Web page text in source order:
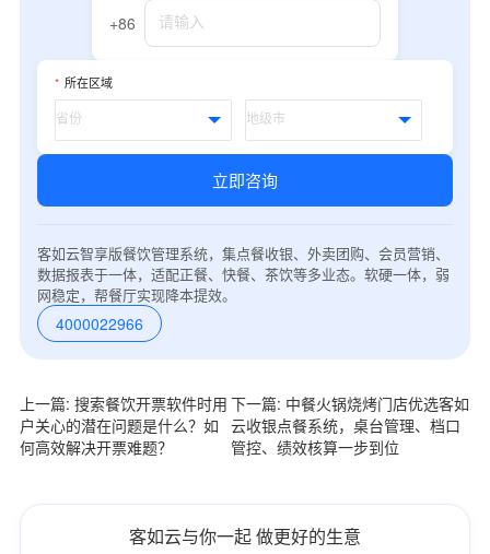
+86
* 所在区域
立即咨询
客如云智享版餐饮管理系统，集点餐收银、外卖团购、会员营销、
数据报表于一体，适配正餐、快餐、茶饮等多业态。软硬一体，弱
网稳定，帮餐厅实现降本提效。
4000022966
上一篇: 搜索餐饮开票软件时用
户关心的潜在问题是什么？如
何高效解决开票难题？
下一篇: 中餐火锅烧烤门店优选客如
云收银点餐系统，桌台管理、档口
管控、绩效核算一步到位
客如云与你一起 做更好的生意